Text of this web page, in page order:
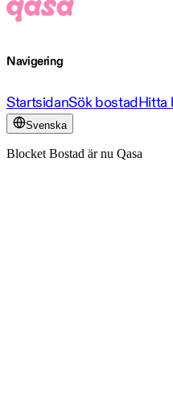
Navigering
StartsidanSök bostadHitta
Svenska
Blocket Bostad är nu Qasa